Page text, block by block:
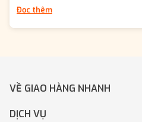
Đọc thêm
VỀ GIAO HÀNG NHANH
DỊCH VỤ